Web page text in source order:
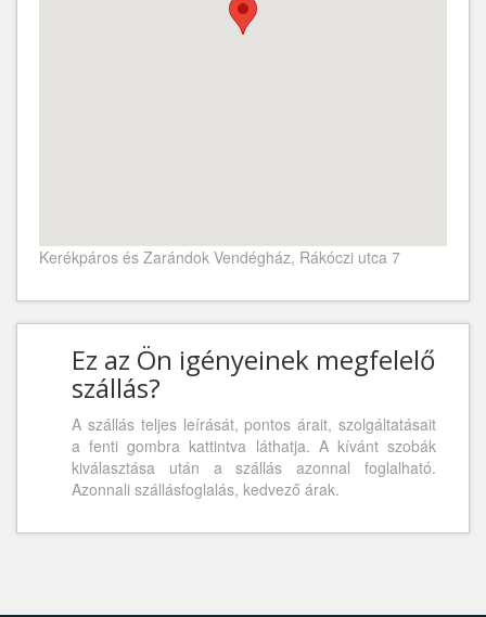
Kerékpáros és Zarándok Vendégház, Rákóczi utca 7
Ez az Ön igényeinek megfelelő
szállás?
A szállás teljes leírását, pontos árait, szolgáltatásait
a fenti gombra kattintva láthatja. A kívánt szobák
kiválasztása után a szállás azonnal foglalható.
Azonnali szállásfoglalás, kedvező árak.